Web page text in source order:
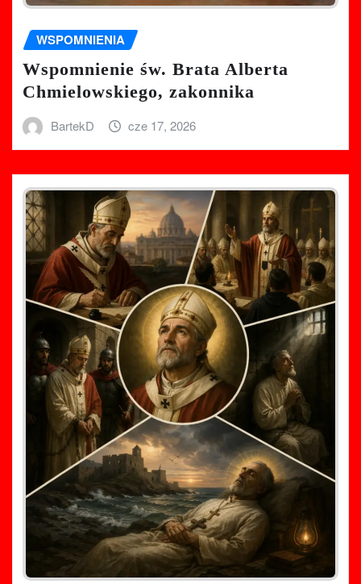
WSPOMNIENIA
Wspomnienie św. Brata Alberta
Chmielowskiego, zakonnika
BartekD cze 17, 2026